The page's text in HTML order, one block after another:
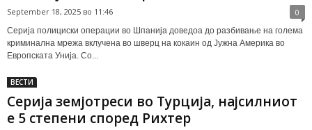
September 18, 2025 во 11:46 0
Серија полициски операции во Шпанија доведоа до разбивање на голема
криминална мрежа вклучена во шверц на кокаин од Јужна Америка во
Европската Унија. Со...
ВЕСТИ
Серија земјотреси во Турција, најсилниот
е 5 степени според Рихтер